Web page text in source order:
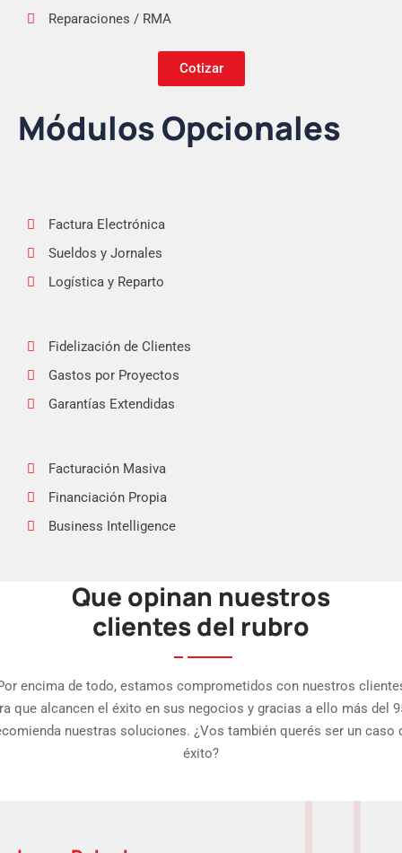
Reparaciones / RMA
Cotizar
Módulos Opcionales
Factura Electrónica
Sueldos y Jornales
Logística y Reparto
Fidelización de Clientes
Gastos por Proyectos
Garantías Extendidas
Facturación Masiva
Financiación Propia
Business Intelligence
APP Fuerza de Ventas
APP Punto de Venta
Que opinan nuestros
clientes del rubro
encima de todo, estamos comprometidos con nuestros
que alcancen el éxito en sus negocios y gracias a ello más del
nuestras soluciones. ¿Vos también querés ser un caso
éxito?